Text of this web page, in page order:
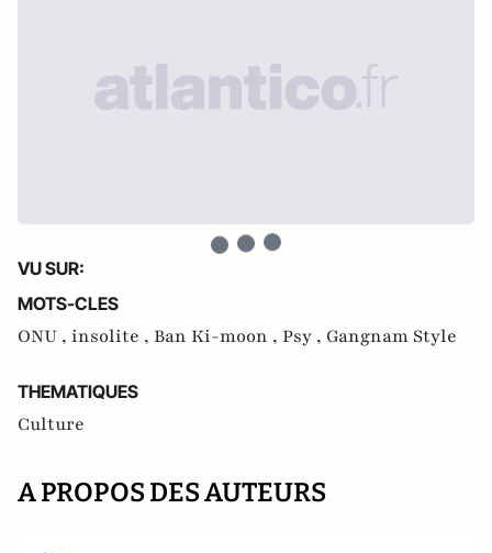
VU SUR:
MOTS-CLES
ONU , insolite , Ban Ki-moon , Psy , Gangnam Style
THEMATIQUES
Culture
A PROPOS DES AUTEURS